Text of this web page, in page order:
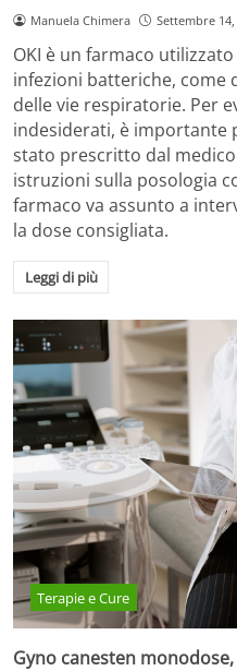
Manuela Chimera Settembre 14,
OKI è un farmaco
infezioni batteriche,
delle vie respiratorie. Per
indesiderati, è importante
stato prescritto dal
istruzioni sulla posologia
farmaco va assunto a
la dose consigliata.
Leggi di più
Terapie e Cure
Gyno canesten